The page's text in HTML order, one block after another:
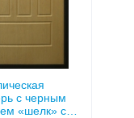
с черным
«шелк» с